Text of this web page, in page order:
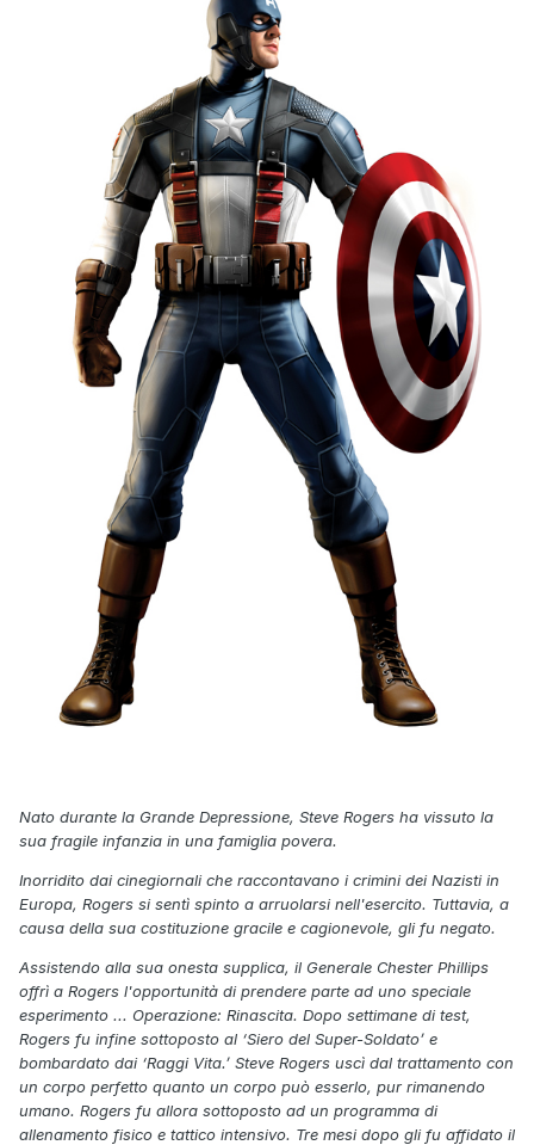
Nato durante la Grande Depressione, Steve Rogers ha vissuto la
sua fragile infanzia in una famiglia povera.
Inorridito dai cinegiornali che raccontavano i crimini dei Nazisti in
Europa, Rogers si sentì spinto a arruolarsi nell'esercito. Tuttavia, a
causa della sua costituzione gracile e cagionevole, gli fu negato.
Assistendo alla sua onesta supplica, il Generale Chester Phillips
offrì a Rogers l'opportunità di prendere parte ad uno speciale
esperimento ... Operazione: Rinascita. Dopo settimane di test,
Rogers fu infine sottoposto al ‘Siero del Super-Soldato’ e
bombardato dai ‘Raggi Vita.’ Steve Rogers uscì dal trattamento con
un corpo perfetto quanto un corpo può esserlo, pur rimanendo
umano. Rogers fu allora sottoposto ad un programma di
allenamento fisico e tattico intensivo. Tre mesi dopo gli fu affidato il